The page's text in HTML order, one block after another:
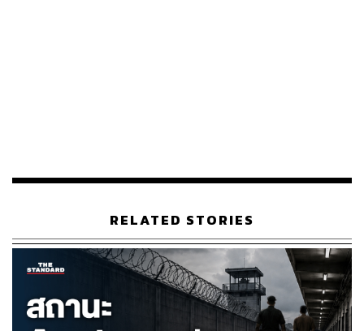
RELATED STORIES